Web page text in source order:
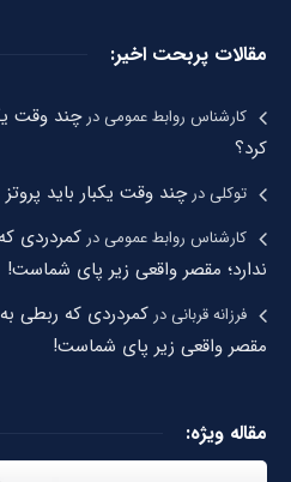
مقالات پربحت اخیر:
کارشناس روابط عمومیدرچند وقت
کرد؟
توکلیدرچند وقت یکبار باید
کارشناس روابط عمومیدر کمردردی
ندارد؛ مقصر واقعی زیر پای شماست!
فرزانه قربانیدر کمردردی که ربطی
مقصر واقعی زیر پای شماست!
مقاله ویژه: